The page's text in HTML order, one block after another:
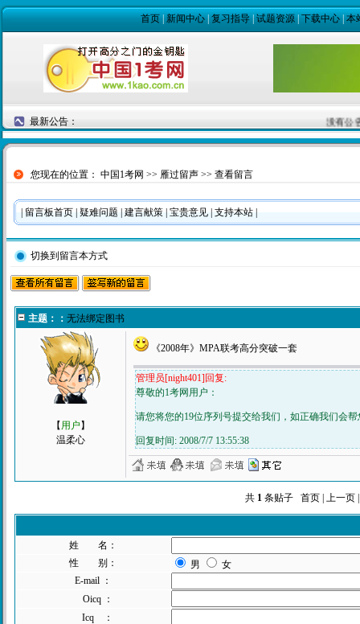
首页|新闻中心|复习指导|试题资源|下载中心|本
最新公告： 没有公
您现在的位置： 中国1考网 >> 雁过留声 >> 查看留言
留言板首页 疑难问题 建言献策 宝贵意见 支持本站
切换到留言本方式
主题：： 无法绑定图书
【 用户 】
温柔心
《2008年》MPA联考高分突破一套
管理员[night401]回复:
尊敬的1考网用户：
请您将您的19位序列号提交给我们，如正确我们会
回复时间: 2008/7/7 13:55:38
共 1 条贴子 首页 | 上一页
姓 名：
性 别：
男
女
E-mail ：
Oicq ：
Icq ：